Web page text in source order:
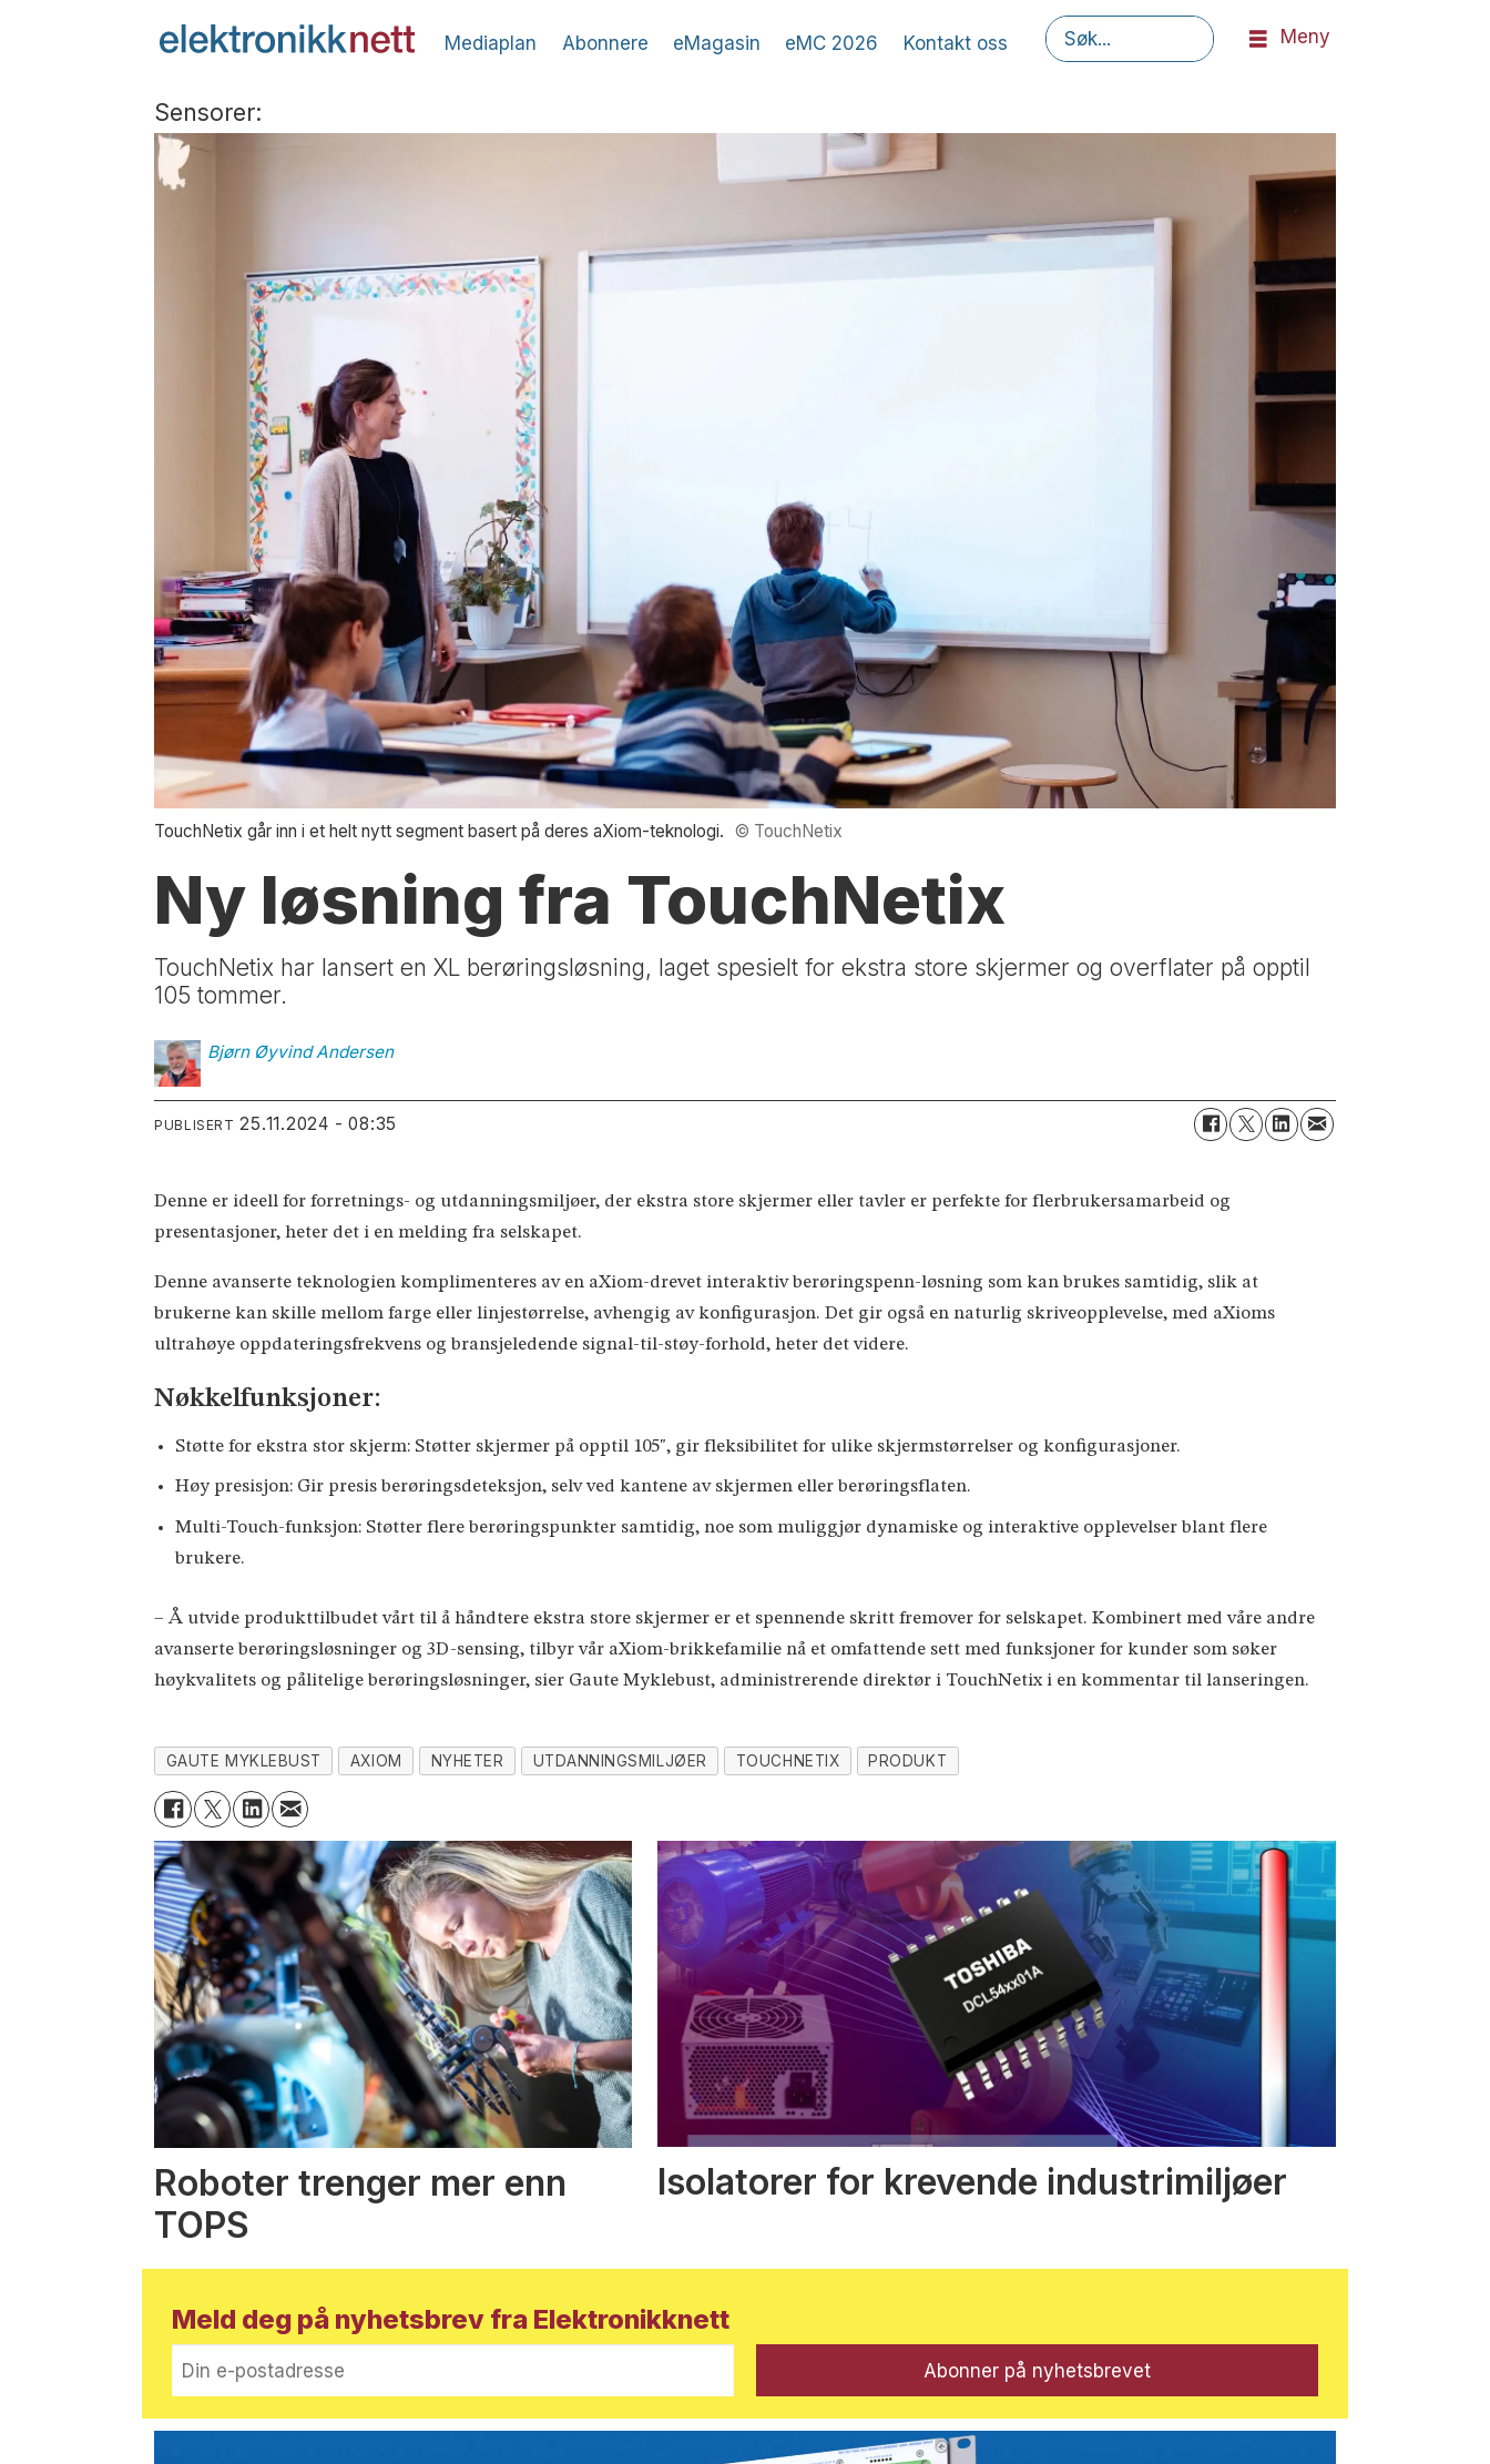
Mediaplan Abonnere eMagasin eMC 2026 Kontakt oss Søk
Meny
Sensorer:
TouchNetix går inn i et helt nytt segment basert på deres aXiom-teknologi. © TouchNetix
Ny løsning fra TouchNetix
TouchNetix har lansert en XL berøringsløsning, laget spesielt for ekstra store skjermer og overflater på opptil
105 tommer.
Bjørn Øyvind Andersen
PUBLISERT 25.11.2024 - 08:35
Denne er ideell for forretnings- og utdanningsmiljøer, der ekstra store skjermer eller tavler er perfekte for flerbrukersamarbeid og
presentasjoner, heter det i en melding fra selskapet.
Denne avanserte teknologien komplimenteres av en aXiom-drevet interaktiv berøringspenn-løsning som kan brukes samtidig, slik at
brukerne kan skille mellom farge eller linjestørrelse, avhengig av konfigurasjon. Det gir også en naturlig skriveopplevelse, med aXioms
ultrahøye oppdateringsfrekvens og bransjeledende signal-til-støy-forhold, heter det videre.
Nøkkelfunksjoner:
Støtte for ekstra stor skjerm: Støtter skjermer på opptil 105", gir fleksibilitet for ulike skjermstørrelser og konfigurasjoner.
Høy presisjon: Gir presis berøringsdeteksjon, selv ved kantene av skjermen eller berøringsflaten.
Multi-Touch-funksjon: Støtter flere berøringspunkter samtidig, noe som muliggjør dynamiske og interaktive opplevelser blant flere
brukere.
– Å utvide produkttilbudet vårt til å håndtere ekstra store skjermer er et spennende skritt fremover for selskapet. Kombinert med våre andre
avanserte berøringsløsninger og 3D-sensing, tilbyr vår aXiom-brikkefamilie nå et omfattende sett med funksjoner for kunder som søker
høykvalitets og pålitelige berøringsløsninger, sier Gaute Myklebust, administrerende direktør i TouchNetix i en kommentar til lanseringen.
GAUTE MYKLEBUST AXIOM NYHETER UTDANNINGSMILJØER TOUCHNETIX PRODUKT
Roboter trenger mer enn
TOPS
Isolatorer for krevende industrimiljøer
Meld deg på nyhetsbrev fra Elektronikknett